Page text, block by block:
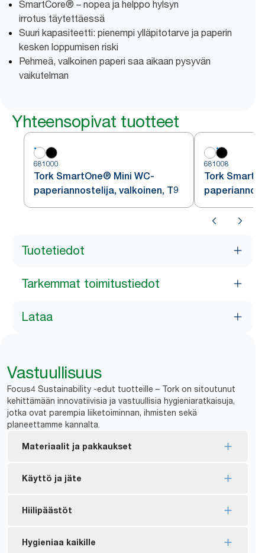
SmartCore® – nopea ja helppo hylsyn
irrotus täytettäessä
Suuri kapasiteetti: pienempi ylläpitotarve ja paperin
kesken loppumisen riski
Pehmeä, valkoinen paperi saa aikaan pysyvän
vaikutelman
Yhteensopivat tuotteet
681000
Tork SmartOne® Mini WC-
paperiannostelija, valkoinen, T9
681008
Tork
Tuotetiedot
Tarkemmat toimitustiedot
Lataa
Vastuullisuus
Focus4 Sustainability -edut tuotteille – Tork on sitoutunut
kehittämään innovatiivisia ja vastuullisia hygieniaratkaisuja,
jotka ovat parempia liiketoiminnan, ihmisten sekä
planeettamme kannalta.
Materiaalit ja pakkaukset
EU-ympäristömerkillä sertifioidut täyttöpakkaukset
Suurin osa täyttötuotteiden muovipakkauksista
Käyttö ja jäte
Twin-annostelijalla jäännösrullajätteen määrä
Hiilipäästöt
Hiilineutraaliksi sertifioidut annostelijat –
Hygieniaa kaikille